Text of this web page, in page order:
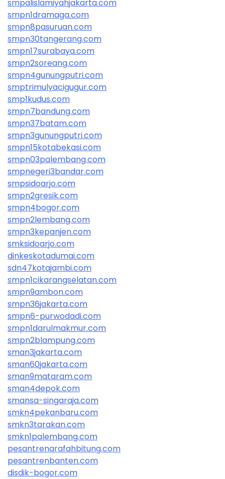
smpalislamiyahjakarta.com
smpn1dramaga.com
smpn8pasuruan.com
smpn30tangerang.com
smpn17surabaya.com
smpn2soreang.com
smpn4gunungputri.com
smptrimulyacigugur.com
smp1kudus.com
smpn7bandung.com
smpn37batam.com
smpn3gunungputri.com
smpn15kotabekasi.com
smpn03palembang.com
smpnegeri3bandar.com
smpsidoarjo.com
smpn2gresik.com
smpn4bogor.com
smpn2lembang.com
smpn3kepanjen.com
smksidoarjo.com
dinkeskotadumai.com
sdn47kotajambi.com
smpn1cikarangselatan.com
smpn9ambon.com
smpn36jakarta.com
smpn6-purwodadi.com
smpn1darulmakmur.com
smpn2blampung.com
sman3jakarta.com
sman60jakarta.com
sman9mataram.com
sman4depok.com
smansa-singaraja.com
smkn4pekanbaru.com
smkn3tarakan.com
smkn1palembang.com
pesantrenarafahbitung.com
pesantrenbanten.com
disdik-bogor.com